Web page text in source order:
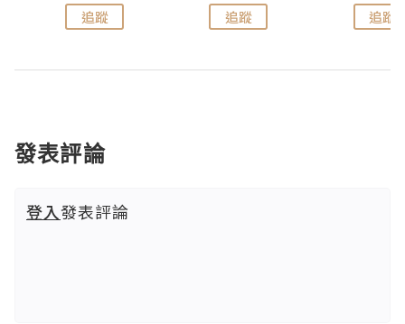
追蹤 追蹤 追蹤
發表評論
登入發表評論